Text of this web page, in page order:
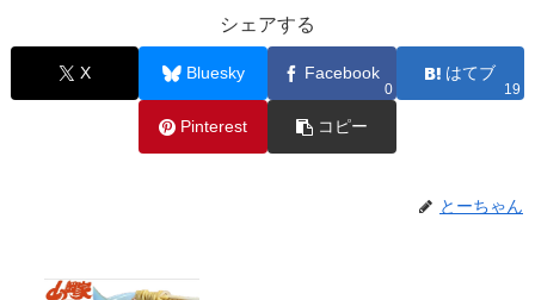
シェアする
X Bluesky Facebook
0
はてブ
19
Pinterest コピー
とーちゃん